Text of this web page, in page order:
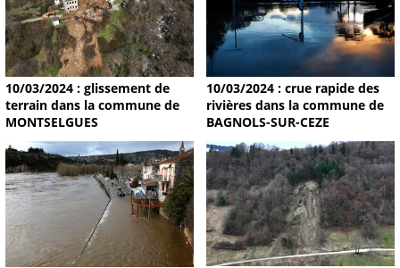
10/03/2024 : glissement de
terrain dans la commune de
MONTSELGUES
10/03/2024 : crue rapide des
rivières dans la commune de
BAGNOLS-SUR-CEZE